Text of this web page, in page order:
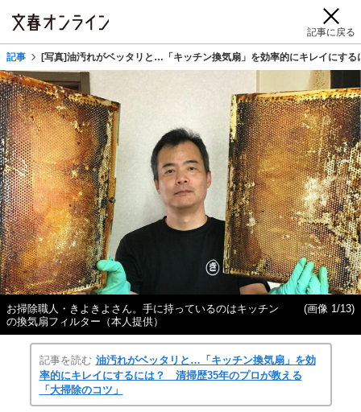
記事に戻る
記事 [写真]油汚れがベッタリと…「キッチン換気扇」を効率的にキレイにす
お掃除職人・きよきよさん。手に持っているのはキッチン
の換気扇フィルター（本人提供）
(画像 1/13)
記事を読む 油汚れがベッタリと…「キッチン換気扇」を効
率的にキレイにするには？ 清掃歴35年のプロが教える
「大掃除のコツ」